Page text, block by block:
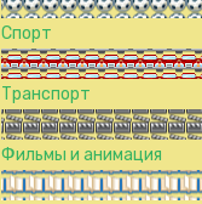
Спорт
Транспорт
Фильмы и анимация